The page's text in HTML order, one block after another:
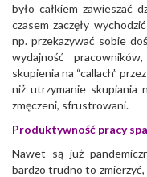
było całkiem zawieszać
czasem zaczęły
np. przekazywać sobie
wydajność
skupienia na “callach”
niż utrzymanie skupiania
zmęczeni, sfrustrowani.
Produktywność pracy
Nawet są już
bardzo trudno to